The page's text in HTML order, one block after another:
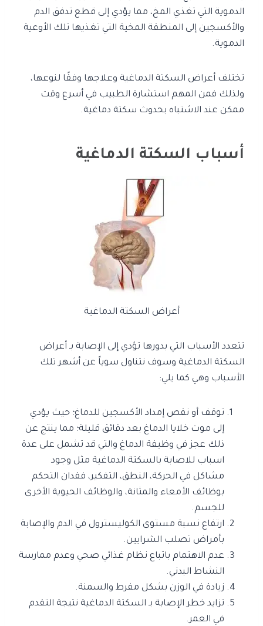
الدموية التي تغذي المخ، مما يؤدي إلى قطع تدفق الدم
والأكسجين إلى المنطقة المخية التي تغذيها تلك الأوعية
الدموية.
تختلف أعراض السكتة الدماغية وعلاجها وفقًا لنوعها،
ولذلك فمن المهم استشارة الطبيب في أسرع وقت
ممكن عند الاشتباه بحدوث سكتة دماغية.
أسباب السكتة الدماغية
أعراض السكتة الدماغية
تتعدد الأسباب التي بدورها تؤدي إلى الإصابة بـ أعراض
السكتة الدماغية وسوف نتناول سوياً عن أشهر تلك
الأسباب وهي كما يلي:
توقف أو نقص إمداد الأكسجين للدماغ؛ حيث يؤدي
إلى موت خلايا الدماغ بعد دقائق قليلة؛ مما ينتج عن
ذلك عجز في وظيفة الدماغ والتي قد تشمل على عدة
اسباب للاصابة بالسكتة الدماغية مثل وجود
مشاكل في الحركة، النطق، التفكير، فقدان التحكم
بوظائف الأمعاء والمثانة، والوظائف الحيوية الأخرى
للجسم.
ارتفاع نسبة مستوى الكوليسترول في الدم والإصابة
بأمراض تصلب الشرايين.
عدم الاهتمام باتباع نظام غذائي صحي وعدم ممارسة
النشاط البدني.
زيادة في الوزن بشكل مفرط والسمنة.
تزايد خطر الإصابة بـ السكتة الدماغية نتيجة التقدم
في العمر.